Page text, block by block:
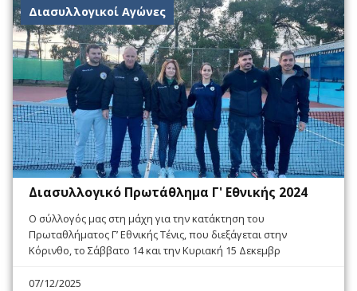
Διασυλλογικό Πρωτάθλημα Γ' Εθνικής 2024
Ο σύλλογός μας στη μάχη για την κατάκτηση του
Πρωταθλήματος Γ’ Εθνικής Τένις, που διεξάγεται στην
Κόρινθο, το Σάββατο 14 και την Κυριακή 15 Δεκεμβρ
Διασυλλογικοί Αγώνες
07/12/2025